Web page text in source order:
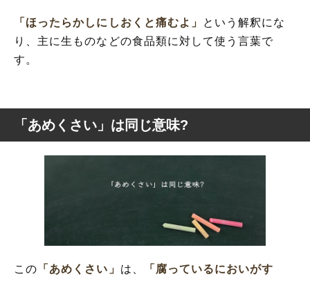
「ほったらかしにしおくと痛むよ」
という解釈にな
り、主に生ものなどの食品類に対して使う言葉で
す。
「あめくさい」は同じ意味?
この 「あめくさい」 は、
「腐っているにおいがす